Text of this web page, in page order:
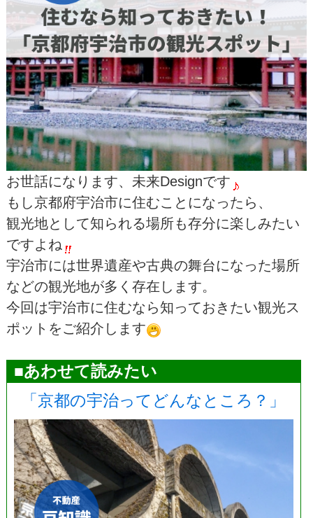
お世話になります、未来Designです
もし京都府宇治市に住むことになったら、
観光地として知られる場所も存分に楽しみたい
ですよね
宇治市には世界遺産や古典の舞台になった場所
などの観光地が多く存在します。
今回は宇治市に住むなら知っておきたい観光ス
ポットをご紹介します
■あわせて読みたい
「京都の宇治ってどんなところ？」